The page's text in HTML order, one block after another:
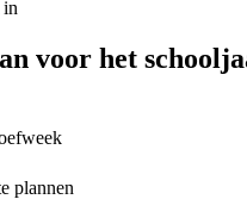
in
voor het
plannen